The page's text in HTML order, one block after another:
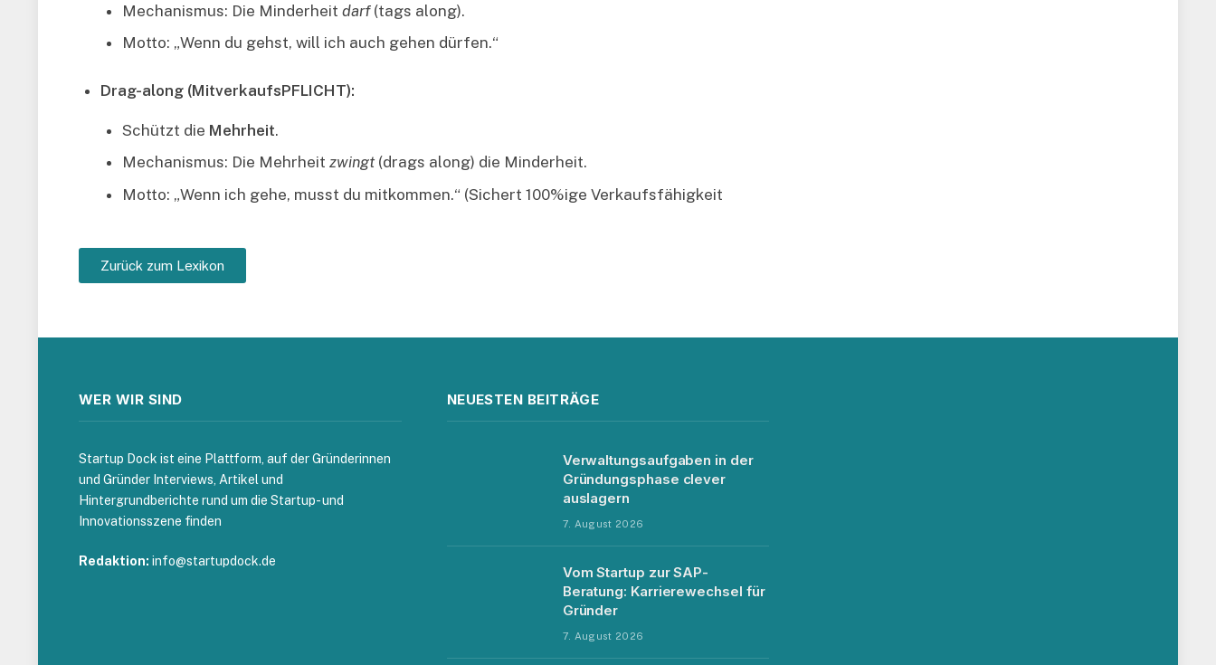
Mechanismus: Die Minderheit darf(tags along).
Motto: „Wenn du gehst, will ich auch gehen dürfen.“
Drag-along (MitverkaufsPFLICHT):
Schützt die Mehrheit.
Mechanismus: Die Mehrheit zwingt(drags along) die Minderheit.
Motto: „Wenn ich gehe, musst du mitkommen.“ (Sichert 100%ige Verkaufsfähigkeit
Zurück zum Lexikon
WER WIR SIND
Startup Dock ist eine Plattform, auf der Gründerinnen
und Gründer Interviews, Artikel und
Hintergrundberichte rund um die Startup- und
Innovationsszene finden
Redaktion: info@startupdock.de
NEUESTEN BEITRÄGE
Verwaltungsaufgaben in der
Gründungsphase clever
auslagern
7. August 2026
Vom Startup zur SAP-
Beratung: Karrierewechsel für
Gründer
7. August 2026